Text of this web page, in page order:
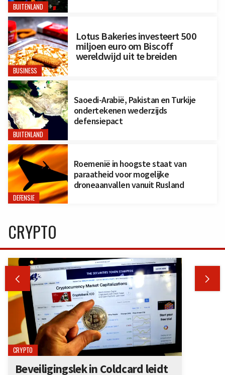
BUITENLAND
BUSINESS
Lotus Bakeries investeert 500
miljoen euro om Biscoff
wereldwijd uit te breiden
BUITENLAND
Saoedi-Arabië, Pakistan en Turkije
ondertekenen wederzijds
defensiepact
DEFENSIE
Roemenië in hoogste staat van
paraatheid voor mogelijke
droneaanvallen vanuit Rusland
CRYPTO
 
CRYPTO
Beveiligingslek in Coldcard leidt